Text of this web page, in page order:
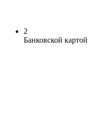
2
Банковской картой